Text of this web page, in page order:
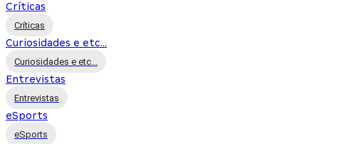
Críticas
Críticas
Curiosidades e etc...
Curiosidades e etc...
Entrevistas
Entrevistas
eSports
eSports